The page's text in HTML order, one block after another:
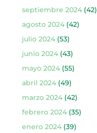
septiembre 2024(42)
agosto 2024(42)
julio 2024(53)
junio 2024(43)
mayo 2024(55)
abril 2024(49)
marzo 2024(42)
febrero 2024(35)
enero 2024(39)